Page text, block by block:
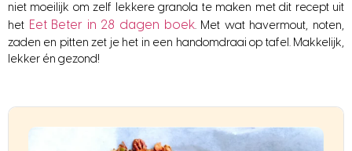
niet moeilijk om zelf lekkere granola te maken met dit recept uit
het Eet Beter in 28 dagen boek. Met wat havermout, noten,
zaden en pitten zet je het in een handomdraai op tafel. Makkelijk,
lekker én gezond!